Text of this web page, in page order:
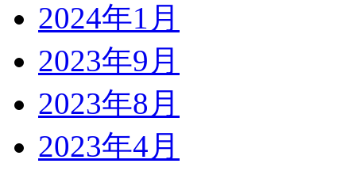
2024年1月
2023年9月
2023年8月
2023年4月